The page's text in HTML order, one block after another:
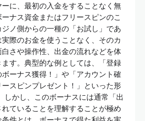
に、最初の入金をすることなく無
ナス資金またはフリースピンのこ
ノ側からの一種の「お試し」であ
際のお金を使うことなく、そのカ
さや操作性、出金の流れなどを体
す。典型的な例としては、「登録
ーナス獲得！」や「アカウント確
スピンプレゼント！」といった形
しかし、このボーナスには通常「出
ていることを理解することが極め